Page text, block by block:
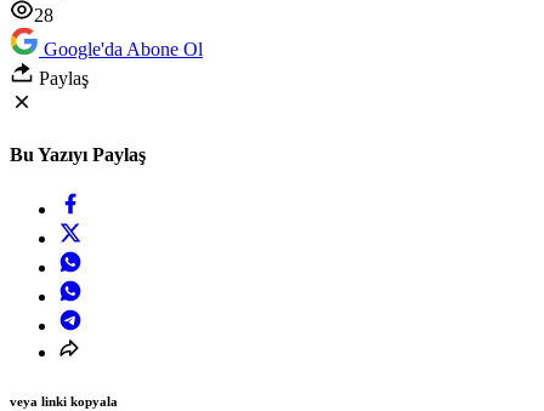
28
Google'da Abone Ol
Paylaş
Bu Yazıyı Paylaş
veya linki kopyala